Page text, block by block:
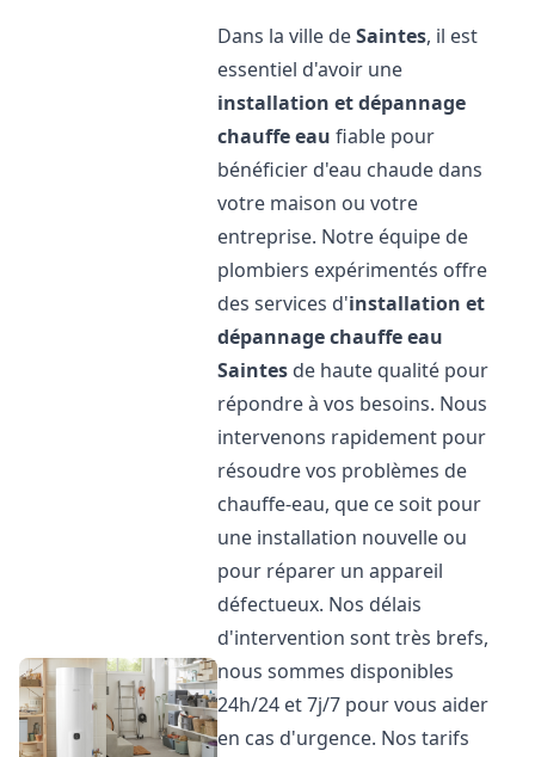
Dans la ville deSaintes, il est
essentiel d'avoir une
installation et dépannage
chauffe eau fiable pour
bénéficier d'eau chaude dans
votre maison ou votre
entreprise. Notre équipe de
plombiers expérimentés offre
des services d'installation et
dépannage chauffe eau
Saintes de haute qualité pour
répondre à vos besoins. Nous
intervenons rapidement pour
résoudre vos problèmes de
chauffe-eau, que ce soit pour
une installation nouvelle ou
pour réparer un appareil
défectueux. Nos délais
d'intervention sont très brefs,
nous sommes disponibles
24h/24 et 7j/7 pour vous aider
en cas d'urgence. Nos tarifs